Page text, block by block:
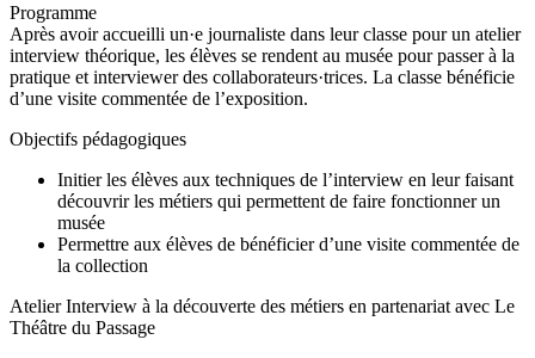
Programme
Après avoir accueilli un·e journaliste dans leur classe pour un atelier
interview théorique, les élèves se rendent au musée pour passer à la
pratique et interviewer des collaborateurs·trices. La classe bénéficie
d’une visite commentée de l’exposition.
Objectifs pédagogiques
Initier les élèves aux techniques de l’interview en leur faisant
découvrir les métiers qui permettent de faire fonctionner un
musée
Permettre aux élèves de bénéficier d’une visite commentée de
la collection
Atelier Interview à la découverte des métiers en partenariat avec Le
Théâtre du Passage